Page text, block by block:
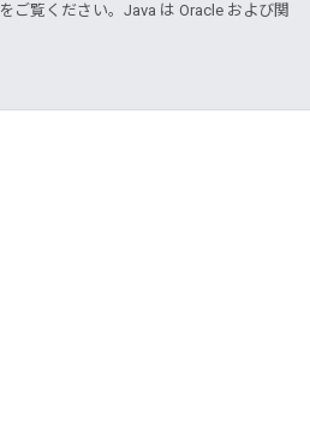
をご覧ください。Java は Oracle および関